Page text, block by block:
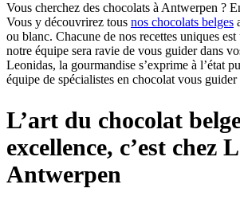
Vous cherchez des chocolats à Antwerpen ?
Vous y découvrirez tous nos chocolats belges
ou blanc. Chacune de nos recettes uniques
notre équipe sera ravie de vous guider dans
Leonidas, la gourmandise s’exprime à l’état
équipe de spécialistes en chocolat vous guider
L’art du chocolat
excellence, c’est chez
Antwerpen